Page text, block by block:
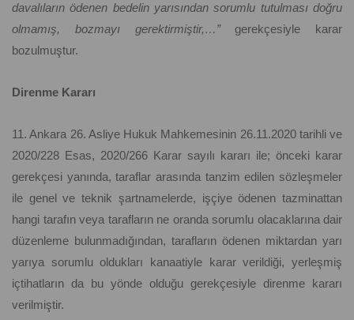
davalıların ödenen bedelin yarısından sorumlu tutulması doğru
olmamış, bozmayı gerektirmiştir,…”gerekçesiyle karar
bozulmuştur.
Direnme Kararı
11. Ankara 26. Asliye Hukuk Mahkemesinin 26.11.2020 tarihli ve
2020/228 Esas, 2020/266 Karar sayılı kararı ile; önceki karar
gerekçesi yanında, taraflar arasında tanzim edilen sözleşmeler
ile genel ve teknik şartnamelerde, işçiye ödenen tazminattan
hangi tarafın veya tarafların ne oranda sorumlu olacaklarına dair
düzenleme bulunmadığından, tarafların ödenen miktardan yarı
yarıya sorumlu oldukları kanaatiyle karar verildiği, yerleşmiş
içtihatların da bu yönde olduğu gerekçesiyle direnme kararı
verilmiştir.